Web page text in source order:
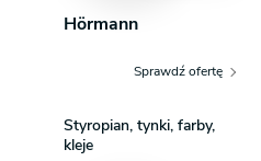
Hörmann
Sprawdź ofertę
Styropian, tynki, farby,
kleje